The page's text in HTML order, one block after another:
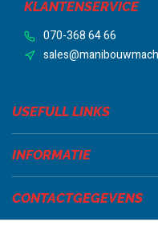
KLANTENSERVICE
070-368 64 66
USEFULL LINKS
INFORMATIE
CONTACTGEGEVENS